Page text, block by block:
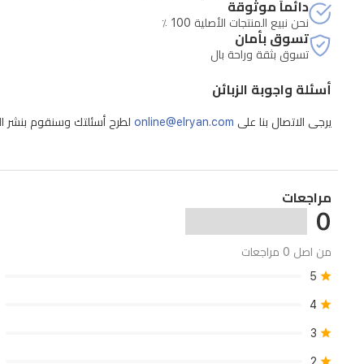
دائماً موثوقة
نحن نبيع المنتجات الأصلية 100 ٪
تسوق بأمان
تسوق بثقة وراحة بال
أسئلة واجوبة الزبائن
يرجى الاتصال بنا على online@elryan.com لطرح أسئلتك وسنقوم بنشر
مراجعات
0
من اصل 0 مراجعات
5
4
3